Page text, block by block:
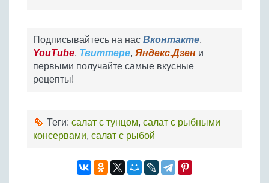
Подписывайтесь на нас Вконтакте,
YouTube, Твиттере, Яндекс.Дзен и
первыми получайте самые вкусные
рецепты!
Теги: салат с тунцом, салат с рыбными
консервами, салат с рыбой